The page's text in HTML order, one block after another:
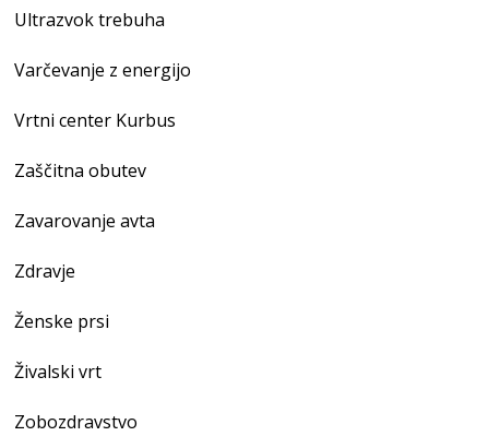
Ultrazvok trebuha
Varčevanje z energijo
Vrtni center Kurbus
Zaščitna obutev
Zavarovanje avta
Zdravje
Ženske prsi
Živalski vrt
Zobozdravstvo